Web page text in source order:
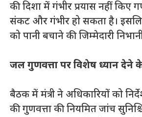
की दिशा में गंभीर प्रयास नहीं किए
संकट और गंभीर हो सकता है।
को पानी बचाने की जिम्मेदारी
जल गुणवत्ता पर विशेष ध्यान देने
बैठक में मंत्री ने अधिकारियों को
की गुणवत्ता की नियमित जांच